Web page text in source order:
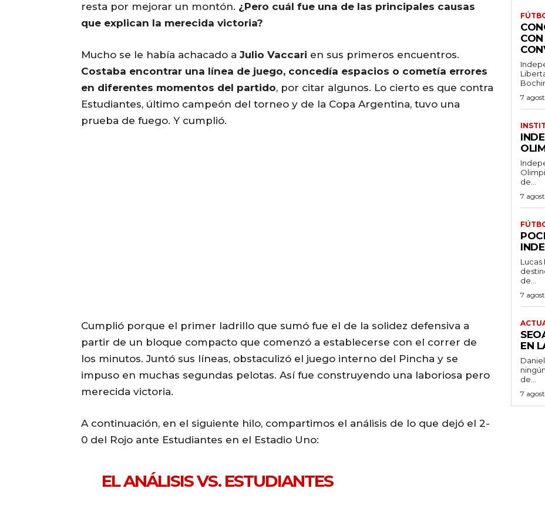
resta por mejorar un montón. ¿Pero cuál fue una de las principales causas
que explican la merecida victoria?
Mucho se le había achacado a Julio Vaccari en sus primeros encuentros.
Costaba encontrar una línea de juego, concedía espacios o cometía errores
en diferentes momentos del partido, por citar algunos. Lo cierto es que contra
Estudiantes, último campeón del torneo y de la Copa Argentina, tuvo una
prueba de fuego. Y cumplió.
Cumplió porque el primer ladrillo que sumó fue el de la solidez defensiva a
partir de un bloque compacto que comenzó a establecerse con el correr de
los minutos. Juntó sus líneas, obstaculizó el juego interno del Pincha y se
impuso en muchas segundas pelotas. Así fue construyendo una laboriosa pero
merecida victoria.
A continuación, en el siguiente hilo, compartimos el análisis de lo que dejó el 2-
0 del Rojo ante Estudiantes en el Estadio Uno:
EL ANÁLISIS VS. ESTUDIANTES
7
de...
7
destino
de...
7
EN
de...
7